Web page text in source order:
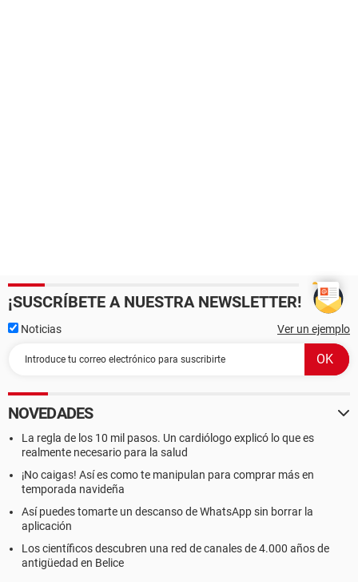
¡SUSCRÍBETE A NUESTRA NEWSLETTER!
Noticias Ver un ejemplo
NOVEDADES
La regla de los 10 mil pasos. Un cardiólogo explicó lo que es
realmente necesario para la salud
¡No caigas! Así es como te manipulan para comprar más en
temporada navideña
Así puedes tomarte un descanso de WhatsApp sin borrar la
aplicación
Los científicos descubren una red de canales de 4.000 años de
antigüedad en Belice